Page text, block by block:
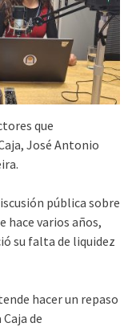
que
José Antonio
pública sobre
hace varios años,
su falta de liquidez
hacer un repaso
de